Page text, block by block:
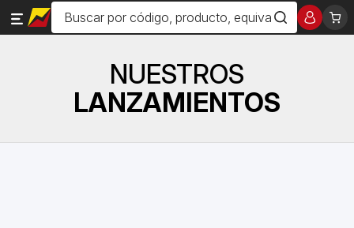
NUESTROS
LANZAMIENTOS